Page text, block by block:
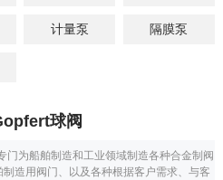
计量泵 隔膜泵
球阀
为船舶制造和工业领域制造各种合金制阀
造用阀门、以及各种根据客户需求、与客